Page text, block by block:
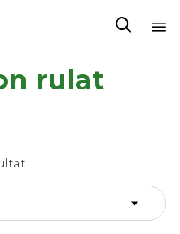

to
contentrulat